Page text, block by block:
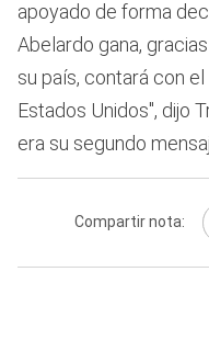
apoyado de forma
Abelardo gana,
su país, contará con
Estados Unidos", dijo
era su segundo
Compartir nota: